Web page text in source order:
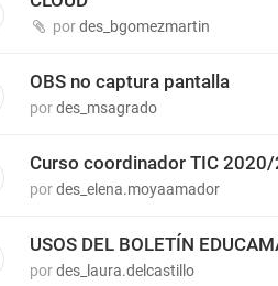
pordes_bgomezmartin
OBS no captura pantalla
pordes_msagrado
Curso coordinador TIC 2020/
pordes_elena.moyaamador
USOS DEL BOLETÍN
pordes_laura.delcastillo